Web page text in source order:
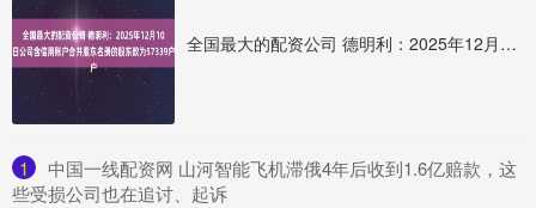
全国最大的配资公司 德明利：2025年12月10日公司含信用账户合并股东名册的股东数为57339户
1
​中国一线配资网 山河智能飞机滞俄4年后收到1.6亿赔款，这
些受损公司也在追讨、起诉